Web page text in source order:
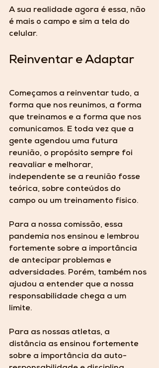
A sua realidade agora é essa, não
é mais o campo e sim a tela do
celular.
Reinventar e Adaptar
Começamos a reinventar tudo, a
forma que nos reunimos, a forma
que treinamos e a forma que nos
comunicamos. E toda vez que a
gente agendou uma futura
reunião, o propósito sempre foi
reavaliar e melhorar,
independente se a reunião fosse
teórica, sobre conteúdos do
campo ou um treinamento físico.
Para a nossa comissão, essa
pandemia nos ensinou e lembrou
fortemente sobre a importância
de antecipar problemas e
adversidades. Porém, também nos
ajudou a entender que a nossa
responsabilidade chega a um
limite.
Para as nossas atletas, a
distância as ensinou fortemente
sobre a importância da auto-